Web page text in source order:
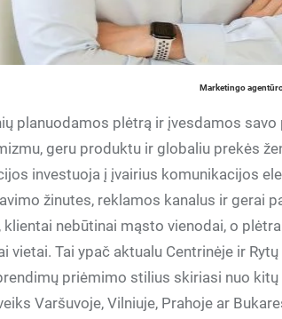
Marketingo
planuodamos plėtrą ir įvesdamos
geru produktu ir globaliu prekės
investuoja į įvairius komunikacijos
žinutes, reklamos kanalus ir gerai
nebūtinai mąsto vienodai, o
vietai. Tai ypač aktualu Centrinėje ir
priėmimo stilius skiriasi nuo kitų
Varšuvoje, Vilniuje, Prahoje ar